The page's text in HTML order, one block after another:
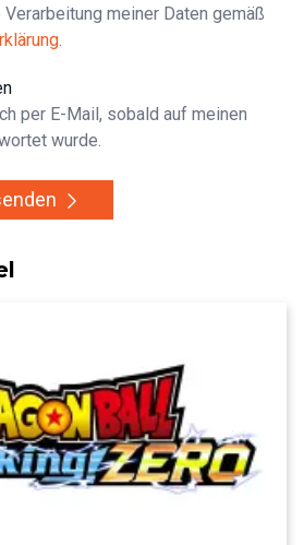
meiner Daten gemäß
.
per E-Mail, sobald auf meinen
wurde.